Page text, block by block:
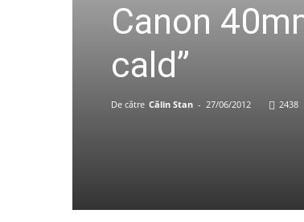
Canon
cald”
De către Călin Stan - 27/06/2012 2438